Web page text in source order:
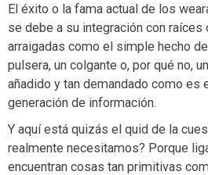
El éxito o la fama actual de los
se debe a su integración con raíces
arraigadas como el simple hecho
pulsera, un colgante o, por qué no,
añadido y tan demandado como es
generación de información.
Y aquí está quizás el quid de la
realmente necesitamos? Porque
encuentran cosas tan primitivas